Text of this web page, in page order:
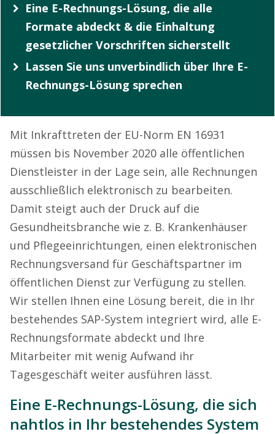
Eine E-Rechnungs-Lösung, die alle
Formate abdeckt & die Einhaltung
gesetzlicher Vorschriften sicherstellt
Lassen Sie uns unverbindlich über Ihre E-
Rechnungs-Lösung sprechen
Mit Inkrafttreten der EU-Norm EN 16931
müssen bis November 2020 alle öffentlichen
Dienstleister in der Lage sein, alle Rechnungen
ausschließlich elektronisch zu bearbeiten.
Damit steigt auch der Druck auf die
Gesundheitsbranche wie z. B. Krankenhäuser
und Pflegeeinrichtungen, einen elektronischen
Rechnungsversand für Geschäftspartner im
öffentlichen Dienst zur Verfügung zu stellen.
Wir stellen Ihnen eine Lösung bereit, die in Ihr
bestehendes SAP-System integriert wird, alle E-
Rechnungsformate abdeckt und Ihre
Mitarbeiter mit wenig Aufwand ihr
Tagesgeschäft weiter ausführen lässt.
Eine E-Rechnungs-Lösung, die sich
nahtlos in Ihr bestehendes System